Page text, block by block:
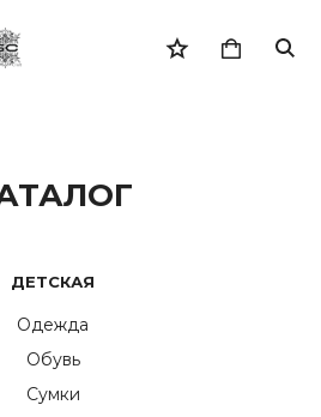
ДЕТСКАЯ
Одежда
Обувь
Сумки